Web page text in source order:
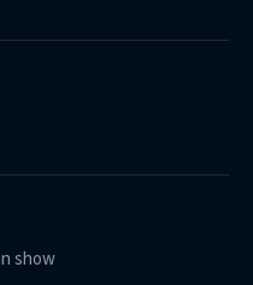
show